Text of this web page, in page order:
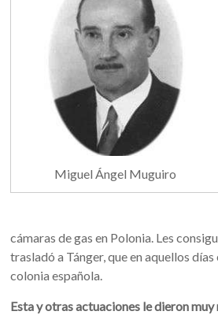
Miguel Ángel Muguiro
cámaras de gas en Polonia. Les
trasladó a Tánger, que en aquellos días
colonia española.
Esta y otras actuaciones le dieron